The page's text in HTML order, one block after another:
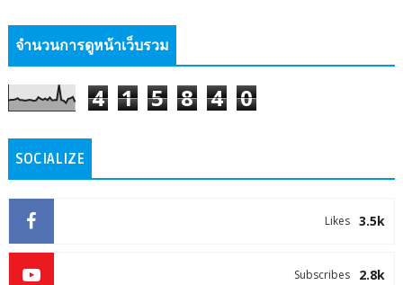
จำนวนการดูหน้าเว็บรวม
4 1 5 8 4 0
SOCIALIZE
3.5k
Likes
2.8k
Subscribes